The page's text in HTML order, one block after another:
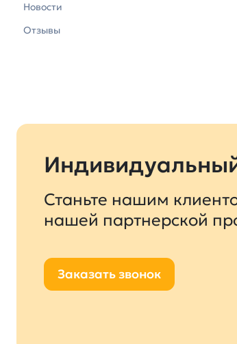
Новости
Отзывы
Станьте нашим
нашей партнерской
Заказать звонок